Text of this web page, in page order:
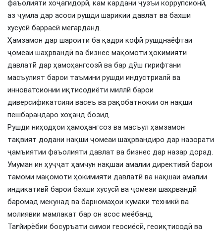
фаъолияти хоҷагидорӣ, кам кардани ҷузъи коррупсионӣ,
аз ҷумла дар асоси рушди шарикии давлат ва бахши
хусусӣ баррасӣ мегарданд.
Ҳамзамон дар шароити ба қадри кофӣ рушднаёфтаи
ҷомеаи шаҳрвандӣ ва бизнес мақомоти ҳокимияти
давлатӣ дар ҳамоҳангсозӣ ва бар дўш гирифтани
масъулият барои таъмини рушди индустриалӣ ва
инноватсионии иқтисодиёти миллӣ барои
диверсификатсияи васеъ ва рақобатнокии он нақши
пешбарандаро хоҳанд бозид.
Рушди ниҳодҳои ҳамоҳангсоз ва масъул ҳамзамон
тақвият додани нақши ҷомеаи шаҳрвандиро дар назорати
ҷамъиятии фаъолияти давлат ва бизнес дар назар дорад.
Умуман ин ҳуҷҷат ҳамчун нақшаи амалии директивӣ барои
тамоми мақомоти ҳокимияти давлатӣ ва нақшаи амалии
индикативӣ барои бахши хусусӣ ва ҷомеаи шаҳрвандӣ
баромад мекунад ва барномаҳои кумаки техникӣ ва
молиявии мамлакат бар он асос меёбанд.
Тағйирёбии босуръати симои геосиёсӣ, геоиқтисодӣ ва